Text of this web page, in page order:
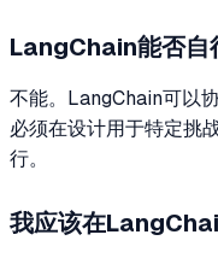
LangChain能否自
不能。LangChain可以
必须在设计用于特定挑
行。
我应该在